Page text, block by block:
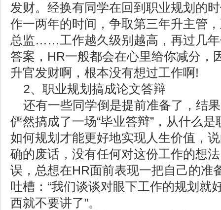
发财。经换有同学在回到职业规划的
作一两年的时间，争取第三年升主管
总监……工作越久级别越高，再过几
答案，HR一般都会在心里给你减分，
升官发财啊，根本没有想过工作啊!
2、职业规划搞成论文答辩
还有一些同学倒是提前准备了，结
俨然搞成了一场“毕业答辩”，从什么
如何规划才能更好地实现人生价值，
确的废话，没有任何对这份工作的想
误，总想在HR面前表现一把自己的准
吐槽：“我们谈谈对眼下工作的规划就
西就不要讲了”。